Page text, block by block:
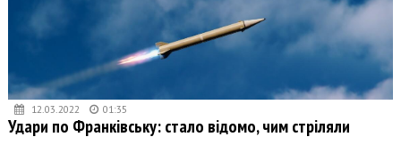
12.03.2022 01:35
Удари по Франківську: стало відомо, чим стріляли